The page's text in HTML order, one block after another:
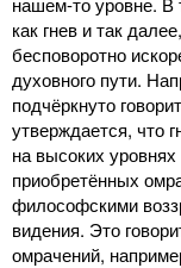
как гнев и так
бесповоротно
духовного пути.
подчёркнуто
утверждается, что
на высоких
приобретённых
философскими
видения. Это
омрачений,